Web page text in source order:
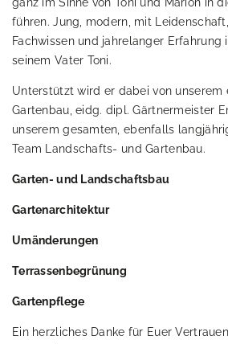
führen. Jung, modern, mit
Fachwissen und jahrelanger Erfahrung
seinem Vater Toni.
Unterstützt wird er dabei von unserem
Gartenbau, eidg. dipl. Gärtnermeister
unserem gesamten, ebenfalls
Team Landschafts- und Gartenbau.
Garten- und Landschaftsbau
Gartenarchitektur
Umänderungen
Terrassenbegrünung
Gartenpflege
Ein herzliches Danke für Euer